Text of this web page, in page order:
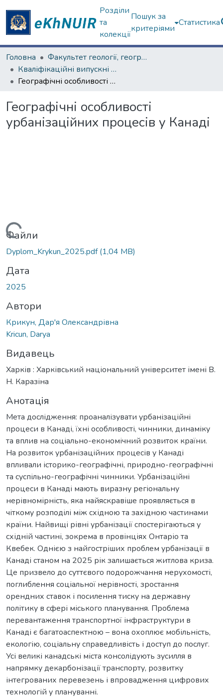
Розділи
та
колекції
Пошук за
критеріями
Статистика
Головна
Факультет геології, географіії, рекреації і туризму
Кваліфікаційні випускні роботи бакалаврів. Факультет геології, географіії, рекреації і туризму
Географічні особливості урбанізаційних процесів у Канаді
Географічні особливості
урбанізаційних процесів у Канаді
Файли
Dyplom_Krykun_2025.pdf(1,04 MB)
Дата
2025
Автори
Крикун, Дар'я Олександрівна
Kricun, Darya
Видавець
Харків : Харківський національний університет імені В.
Н. Каразіна
Анотація
Мета дослідження: проаналізувати урбанізаційні
процеси в Канаді, їхні особливості, чинники, динаміку
та вплив на соціально-економічний розвиток країни.
На розвиток урбанізаційних процесів у Канаді
впливали історико-географічні, природно-географічні
та суспільно-географічні чинники. Урбанізаційні
процеси в Канаді мають виразну регіональну
нерівномірність, яка найяскравіше проявляється в
чіткому розподілі між східною та західною частинами
країни. Найвищі рівні урбанізації спостерігаються у
східній частині, зокрема в провінціях Онтаріо та
Квебек. Однією з найгостріших проблем урбанізації в
Канаді станом на 2025 рік залишається житлова криза.
Це призвело до суттєвого подорожчання нерухомості,
поглиблення соціальної нерівності, зростання
орендних ставок і посилення тиску на державну
політику в сфері міського планування. Проблема
перевантаження транспортної інфраструктури в
Канаді є багатоаспектною – вона охоплює мобільність,
екологію, соціальну справедливість і доступ до послуг.
Усі великі канадські міста консолідують зусилля в
напрямку декарбонізації транспорту, розвитку
інтегрованих перевезень і впровадження цифрових
технологій у плануванні.